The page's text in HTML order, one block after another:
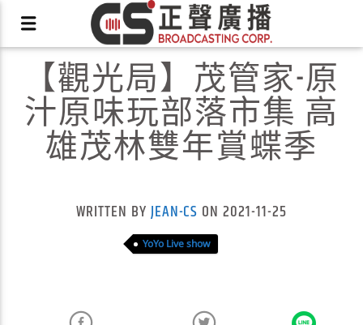
【觀光局】茂管家-原
汁原味玩部落市集 高
雄茂林雙年賞蝶季
WRITTEN BY JEAN-CS ON 2021-11-25
YoYo Live show